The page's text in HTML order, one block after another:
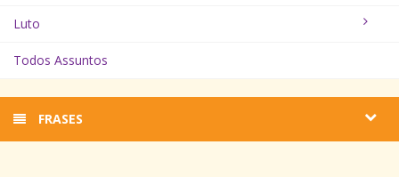
Luto
Todos Assuntos
FRASES